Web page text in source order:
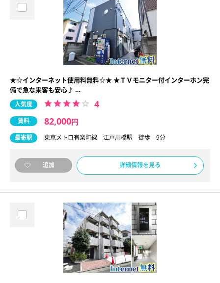
★☆インターネット使用料無料☆★ ★ＴＶモニター付インターホン完
備で急な来客も安心♪ …
人気度 4
賃料 82,000円
最寄駅 東京メトロ有楽町線 江戸川橋駅 徒歩 9分
追加 詳細情報を見る